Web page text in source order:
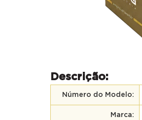
Descrição:
Número do Modelo:
Marca: